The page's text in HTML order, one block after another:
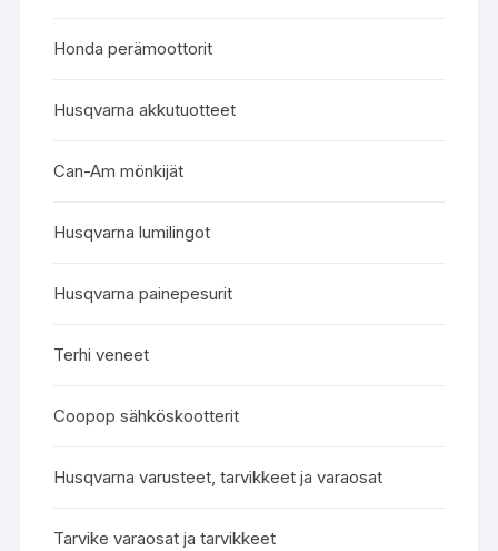
Honda perämoottorit
Husqvarna akkutuotteet
Can-Am mönkijät
Husqvarna lumilingot
Husqvarna painepesurit
Terhi veneet
Coopop sähköskootterit
Husqvarna varusteet, tarvikkeet ja varaosat
Tarvike varaosat ja tarvikkeet